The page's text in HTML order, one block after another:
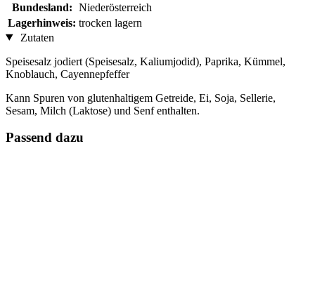
Bundesland: Niederösterreich
Lagerhinweis: trocken lagern
Zutaten
Speisesalz jodiert (Speisesalz, Kaliumjodid), Paprika, Kümmel,
Knoblauch, Cayennepfeffer
Kann Spuren von glutenhaltigem Getreide, Ei, Soja, Sellerie,
Sesam, Milch (Laktose) und Senf enthalten.
Passend dazu